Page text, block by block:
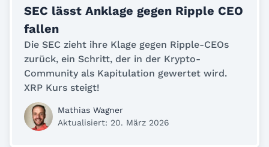
SEC lässt Anklage gegen Ripple CEO
fallen
Die SEC zieht ihre Klage gegen Ripple-CEOs
zurück, ein Schritt, der in der Krypto-
Community als Kapitulation gewertet wird.
XRP Kurs steigt!
Mathias Wagner
Aktualisiert: 20. März 2026